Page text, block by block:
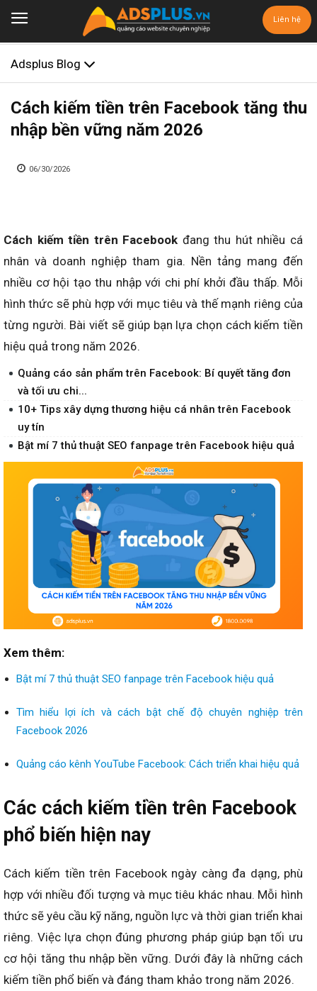
Liên hệ
Adsplus Blog
Cách kiếm tiền trên Facebook tăng thu
nhập bền vững năm 2026
06/30/2026
Cách kiếm tiền trên Facebook đang thu hút nhiều cá
nhân và doanh nghiệp tham gia. Nền tảng mang đến
nhiều cơ hội tạo thu nhập với chi phí khởi đầu thấp. Mỗi
hình thức sẽ phù hợp với mục tiêu và thế mạnh riêng của
từng người. Bài viết sẽ giúp bạn lựa chọn cách kiếm tiền
hiệu quả trong năm 2026.
Quảng cáo sản phẩm trên Facebook: Bí quyết tăng đơn
và tối ưu chi...
10+ Tips xây dựng thương hiệu cá nhân trên Facebook
uy tín
Bật mí 7 thủ thuật SEO fanpage trên Facebook hiệu quả
Xem thêm:
Bật mí 7 thủ thuật SEO fanpage trên Facebook hiệu quả
Tìm hiểu lợi ích và cách bật chế độ chuyên nghiệp trên
Facebook 2026
Quảng cáo kênh YouTube Facebook: Cách triển khai hiệu quả
Các cách kiếm tiền trên Facebook
phổ biến hiện nay
Cách kiếm tiền trên Facebook ngày càng đa dạng, phù
hợp với nhiều đối tượng và mục tiêu khác nhau. Mỗi hình
thức sẽ yêu cầu kỹ năng, nguồn lực và thời gian triển khai
riêng. Việc lựa chọn đúng phương pháp giúp bạn tối ưu
cơ hội tăng thu nhập bền vững. Dưới đây là những cách
kiếm tiền phổ biến và đáng tham khảo trong năm 2026.